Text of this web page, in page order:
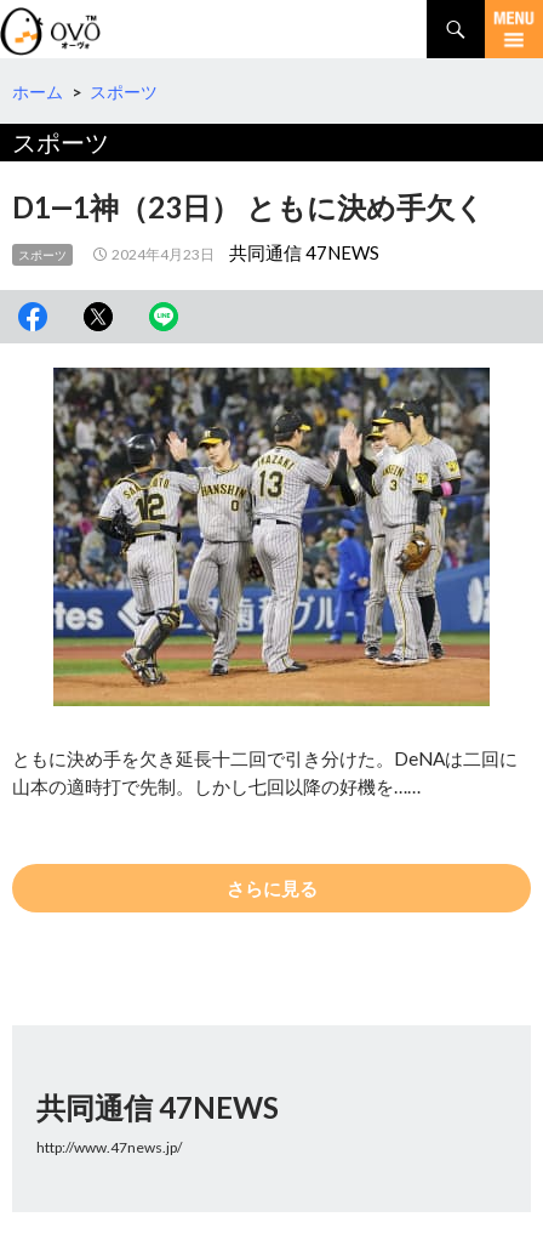
検
索
コ
テ
へ
移
動
ホーム > スポーツ
スポーツ
D1―1神（23日） ともに決め手欠く
スポーツ 2024年4月23日 共同通信 47NEWS
ともに決め手を欠き延長十二回で引き分けた。DeNAは二回に
山本の適時打で先制。しかし七回以降の好機を……
さらに見る
共同通信 47NEWS
http://www.47news.jp/